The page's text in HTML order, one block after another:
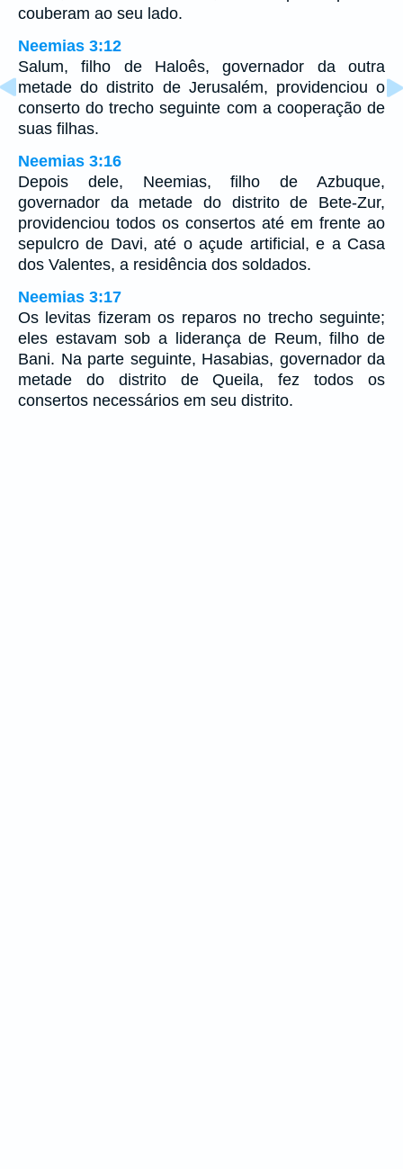
couberam ao seu lado.
Neemias 3:12
Salum, filho de Haloês, governador da outra
metade do distrito de Jerusalém, providenciou o
conserto do trecho seguinte com a cooperação de
suas filhas.
Neemias 3:16
Depois dele, Neemias, filho de Azbuque,
governador da metade do distrito de Bete-Zur,
providenciou todos os consertos até em frente ao
sepulcro de Davi, até o açude artificial, e a Casa
dos Valentes, a residência dos soldados.
Neemias 3:17
Os levitas fizeram os reparos no trecho seguinte;
eles estavam sob a liderança de Reum, filho de
Bani. Na parte seguinte, Hasabias, governador da
metade do distrito de Queila, fez todos os
consertos necessários em seu distrito.